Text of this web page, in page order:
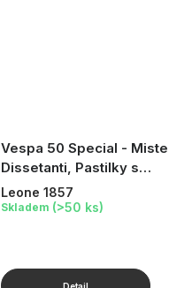
Vespa 50 Special - Miste
Dissetanti, Pastilky s
ovocnou příchutí, v
plechové dóze Vespa, 30 g
Leone 1857
Skladem (>50 ks)